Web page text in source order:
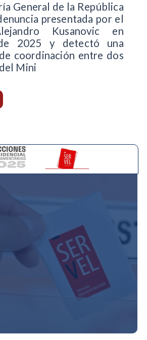
General de la República
presentada por el
Kusanovic en
2025 y detectó una
coordinación entre dos
Mini